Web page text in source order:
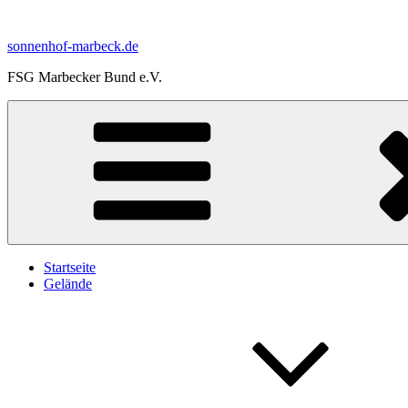
springen
sonnenhof-marbeck.de
FSG Marbecker Bund e.V.
Startseite
Gelände